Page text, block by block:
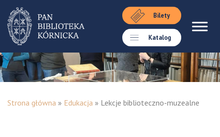
Bilety
Katalog
Strona główna » Edukacja » Lekcje biblioteczno-muzealne